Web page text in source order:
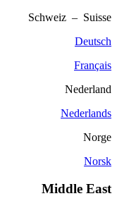
Schweiz – Suisse
Deutsch
Français
Nederland
Nederlands
Norge
Norsk
Middle East